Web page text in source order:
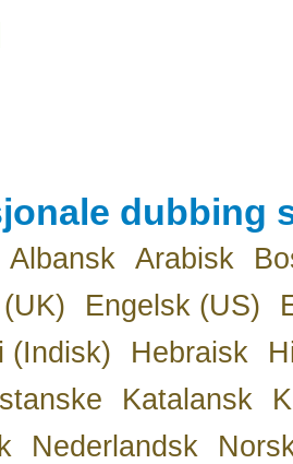
dubbing
Albansk Arabisk
Engelsk (US)
(Indisk)
Hebraisk
Katalansk
Nederlandsk